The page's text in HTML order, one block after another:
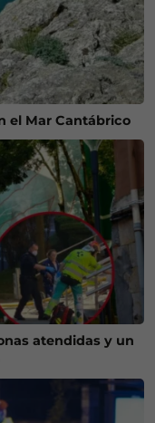
el Mar Cantábrico
atendidas y un